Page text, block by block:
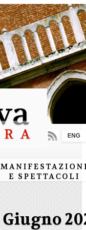
E SPETTACOLI
ENG
Giugno